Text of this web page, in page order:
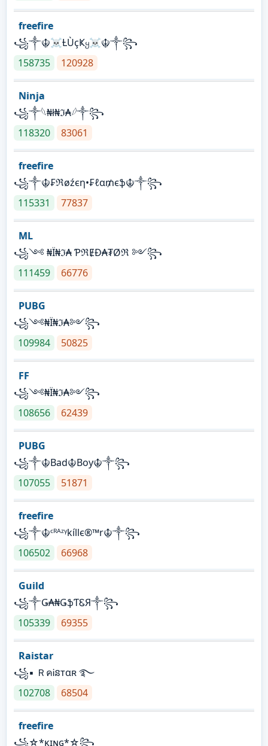
freefire
꧁༒☬☠Ƚ︎ÙçҜყ☠︎☬༒꧂
158735
120928
Ninja
꧁⁣༒𓆩₦ł₦ℑ₳𓆪༒꧂
118320
83061
freefire
꧁༒☬₣ℜøźєη•₣ℓα₥єֆ☬༒꧂
115331
77837
ML
꧁༺ ₦Ї₦ℑ₳ ƤℜɆĐ₳₮Øℜ ༻꧂
111459
66776
PUBG
꧁༺₦Ї₦ℑ₳༻꧂
109984
50825
FF
꧁༺₦Ї₦ℑ₳༻꧂
108656
62439
PUBG
꧁༒☬Bad☬Boy☬༒꧂
107055
51871
freefire
꧁༒☬ᶜᴿᴬᶻᵞkíllє®™r☬༒꧂
106502
66968
Guild
꧁༒Ǥ₳₦ǤֆƬᏋЯ༒꧂
105339
69355
Raistar
꧁▪ ＲคᎥនтαʀ ࿐
102708
68504
freefire
꧁☆*κɪɴɢ*☆꧂